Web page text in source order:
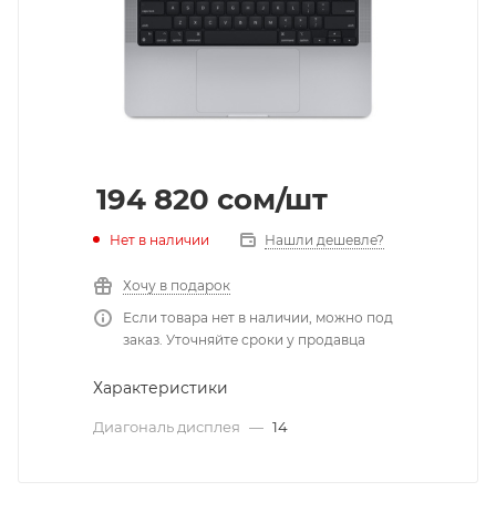
194 820 cом/шт
Нет в наличии Нашли дешевле?
Хочу в подарок
Если товара нет в наличии, можно под
заказ. Уточняйте сроки у продавца
Характеристики
Диагональ дисплея — 14